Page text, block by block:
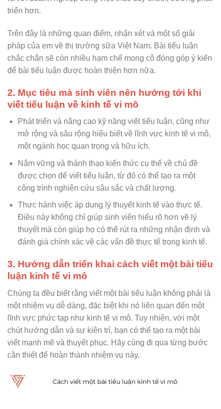
triển hơn.
Trên đây là những quan điểm, nhận xét và một số giải
pháp của em về thị trường sữa Việt Nam. Bài tiểu luận
chắc chắn sẽ còn nhiều hạm chế mong cô đóng góp ý kiến
để bài tiểu luận được hoàn thiện hơn nữa.
2. Mục tiêu mà sinh viên nên hướng tới khi
viết tiểu luận về kinh tế vi mô
Phát triển và nâng cao kỹ năng viết tiểu luận, cũng như
mở rộng và sâu rộng hiểu biết về lĩnh vực kinh tế vi mô,
một ngành học quan trọng và hữu ích.
Nắm vững và thành thạo kiến thức cụ thể về chủ đề
được chọn để viết tiểu luận, từ đó có thể tạo ra một
công trình nghiên cứu sâu sắc và chất lượng.
Thực hành việc áp dụng lý thuyết kinh tế vào thực tế.
Điều này không chỉ giúp sinh viên hiểu rõ hơn về lý
thuyết mà còn giúp họ có thể rút ra những nhận định và
đánh giá chính xác về các vấn đề thực tế trong kinh tế.
3. Hướng dẫn triển khai cách viết một bài tiểu
luận kinh tế vi mô
Chúng ta đều biết rằng viết một bài tiểu luận không phải là
một nhiệm vụ dễ dàng, đặc biệt khi nó liên quan đến một
lĩnh vực phức tạp như kinh tế vi mô. Tuy nhiên, với một
chút hướng dẫn và sự kiên trì, bạn có thể tạo ra một bài
viết mạnh mẽ và thuyết phục. Hãy cùng đi qua từng bước
cần thiết để hoàn thành nhiệm vụ này.